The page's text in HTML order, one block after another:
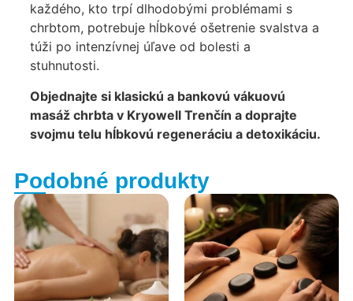
každého, kto trpí dlhodobými problémami s
chrbtom, potrebuje hĺbkové ošetrenie svalstva a
túži po intenzívnej úľave od bolesti a
stuhnutosti.
Objednajte si klasickú a bankovú vákuovú
masáž chrbta v Kryowell Trenčín a doprajte
svojmu telu hĺbkovú regeneráciu a detoxikáciu.
Podobné produkty